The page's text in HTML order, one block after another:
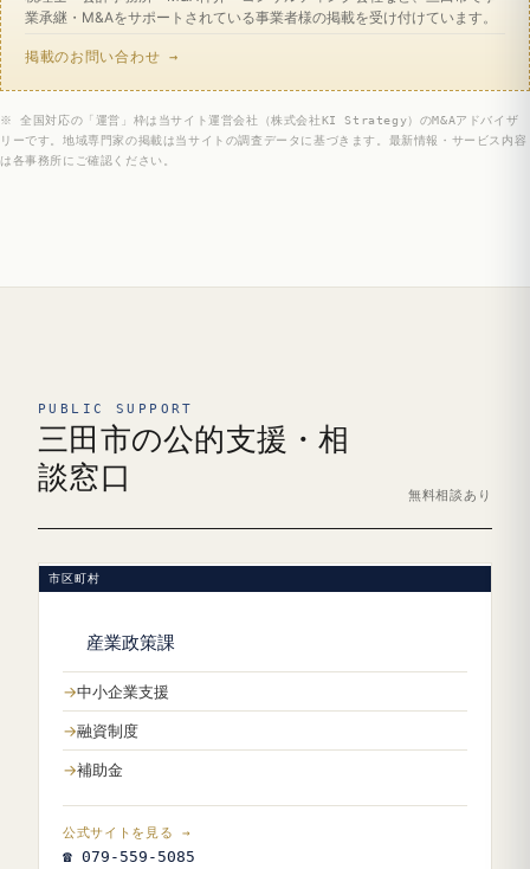
業承継・M&Aをサポートされている事業者様の掲載を受け付けています。
掲載のお問い合わせ →
※ 全国対応の「運営」枠は当サイト運営会社（株式会社KI Strategy）のM&Aアドバイザ
リーです。地域専門家の掲載は当サイトの調査データに基づきます。最新情報・サービス内容
は各事務所にご確認ください。
PUBLIC SUPPORT
三田市の公的支援・相
談窓口
無料相談あり
市区町村
産業政策課
中小企業支援
融資制度
補助金
公式サイトを見る →
☎ 079-559-5085